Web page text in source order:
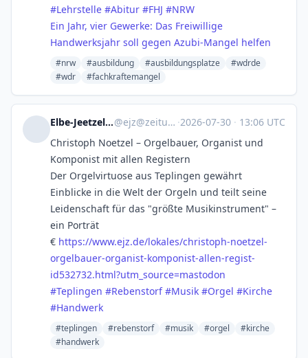
#Lehrstelle #Abitur #FHJ #NRW
Ein Jahr, vier Gewerke: Das Freiwillige
Handwerksjahr soll gegen Azubi-Mangel helfen
#nrw #ausbildung #ausbildungsplatze
#wdrde
#wdr
#fachkraftemangel
Elbe-Jeetzel-Zeitung@ejz@zeitung.social ·2026-07-30 · 13:06 UTC
Christoph Noetzel – Orgelbauer, Organist und
Komponist mit allen Registern
Der Orgelvirtuose aus Teplingen gewährt
Einblicke in die Welt der Orgeln und teilt seine
Leidenschaft für das "größte Musikinstrument" –
ein Porträt
€ https://www.ejz.de/lokales/christoph-noetzel-
orgelbauer-organist-komponist-allen-regist-
id532732.html?utm_source=mastodon
#Teplingen #Rebenstorf #Musik #Orgel #Kirche
#Handwerk
#teplingen #rebenstorf #musik #orgel
#kirche
#handwerk